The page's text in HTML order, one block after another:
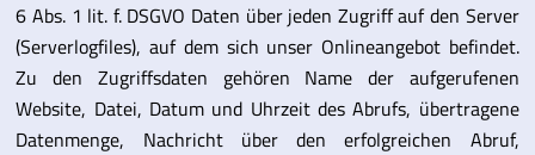
6 Abs. 1 lit. f. DSGVO Daten über jeden Zugriff auf den Server
(Serverlogfiles), auf dem sich unser Onlineangebot befindet.
Zu den Zugriffsdaten gehören Name der aufgerufenen
Website, Datei, Datum und Uhrzeit des Abrufs, übertragene
Datenmenge, Nachricht über den erfolgreichen Abruf,